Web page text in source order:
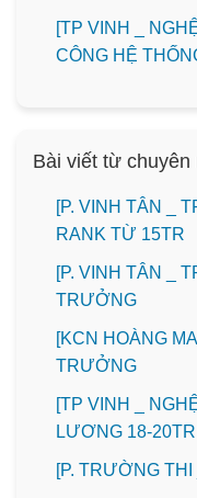
[TP VINH _
CÔNG HỆ
Bài viết từ chuyên
[P. VINH TÂN _
RANK TỪ 15TR
[P. VINH TÂN _
TRƯỞNG
️[KCN HOÀNG
TRƯỞNG
[TP VINH _
LƯƠNG 18-20TR
️[P. TRƯỜNG